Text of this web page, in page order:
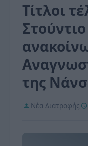
Τίτλοι
της
Νέα Διατροφής